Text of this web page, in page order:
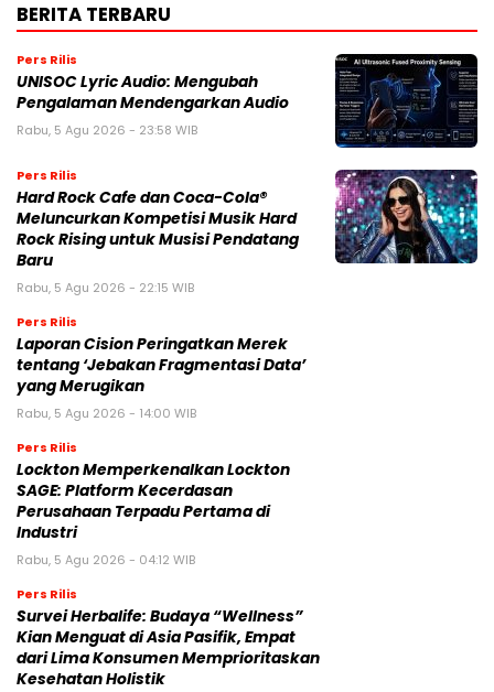
BERITA TERBARU
Pers Rilis
UNISOC Lyric Audio: Mengubah
Pengalaman Mendengarkan Audio
Rabu, 5 Agu 2026 - 23:58 WIB
Pers Rilis
Hard Rock Cafe dan Coca-Cola®
Meluncurkan Kompetisi Musik Hard
Rock Rising untuk Musisi Pendatang
Baru
Rabu, 5 Agu 2026 - 22:15 WIB
Pers Rilis
Laporan Cision Peringatkan Merek
tentang ‘Jebakan Fragmentasi Data’
yang Merugikan
Rabu, 5 Agu 2026 - 14:00 WIB
Pers Rilis
Lockton Memperkenalkan Lockton
SAGE: Platform Kecerdasan
Perusahaan Terpadu Pertama di
Industri
Rabu, 5 Agu 2026 - 04:12 WIB
Pers Rilis
Survei Herbalife: Budaya “Wellness”
Kian Menguat di Asia Pasifik, Empat
dari Lima Konsumen Memprioritaskan
Kesehatan Holistik